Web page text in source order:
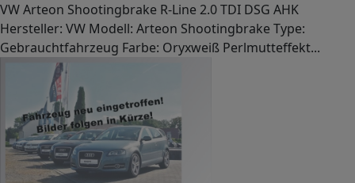
VW Arteon Shootingbrake R-Line 2.0 TDI DSG AHK
Hersteller: VW Modell: Arteon Shootingbrake Type:
Gebrauchtfahrzeug Farbe: Oryxweiß Perlmutteffekt...